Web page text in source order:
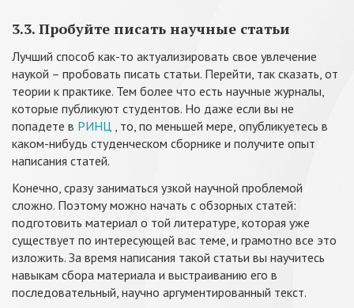
3.3. Пробуйте писать научные статьи
Лучший способ как-то актуализировать свое увлечение
наукой – пробовать писать статьи. Перейти, так сказать, от
теории к практике. Тем более что есть научные журналы,
которые публикуют студентов. Но даже если вы не
попадете в РИНЦ , то, по меньшей мере, опубликуетесь в
каком-нибудь студенческом сборнике и получите опыт
написания статей.
Конечно, сразу заниматься узкой научной проблемой
сложно. Поэтому можно начать с обзорных статей:
подготовить материал о той литературе, которая уже
существует по интересующей вас теме, и грамотно все это
изложить. За время написания такой статьи вы научитесь
навыкам сбора материала и выстраиванию его в
последовательный, научно аргументированный текст.